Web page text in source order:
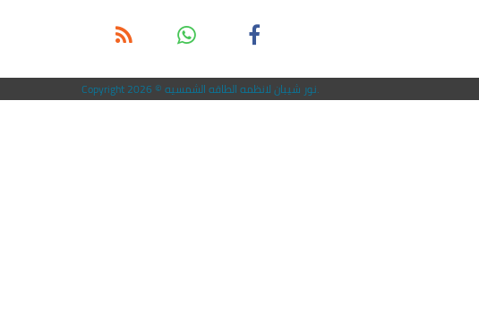
Copyright 2026 © نور شيبان لانظمه الطاقه الشمسيه.